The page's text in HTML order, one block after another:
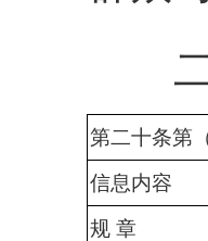
二
第二十条第
信息内容
规 章